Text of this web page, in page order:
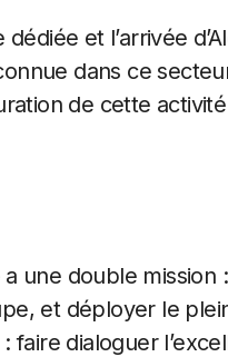
et l’arrivée
dans ce
de cette
une double mission
et déployer le
dialoguer